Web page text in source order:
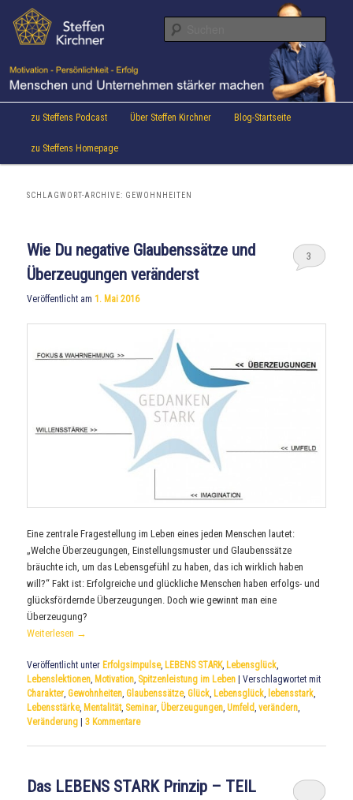
Inhalt
wechseln
sekundären
Inhalt
Steffen Kirchner Blog
Aktuelles von Speaker & Motivationstrainer Steffen Kirchner
Hauptmenü
zu Steffens Podcast Über Steffen Kirchner Blog-Startseite
zu Steffens Homepage
SCHLAGWORT-ARCHIVE: GEWOHNHEITEN
Wie Du negative Glaubenssätze und
Überzeugungen veränderst
Veröffentlicht am1. Mai 2016
3
Eine zentrale Fragestellung im Leben eines jeden Menschen lautet:
„Welche Überzeugungen, Einstellungsmuster und Glaubenssätze
bräuchte ich, um das Lebensgefühl zu haben, das ich wirklich haben
will?“ Fakt ist: Erfolgreiche und glückliche Menschen haben erfolgs- und
glücksfördernde Überzeugungen. Doch wie gewinnt man eine
Überzeugung?
Weiterlesen →
Veröffentlicht unter Erfolgsimpulse, LEBENS STARK, Lebensglück
Lebenslektionen Motivation Spitzenleistung im Leben |Verschlagwortet mit
Charakter ,Gewohnheiten ,Glaubenssätze,Glück Lebensglück lebensstark
Lebensstärke, Mentalität, Seminar ,Überzeugungen ,Umfeld ,verändern
Veränderung |3 Kommentare
Das LEBENS STARK Prinzip – TEIL